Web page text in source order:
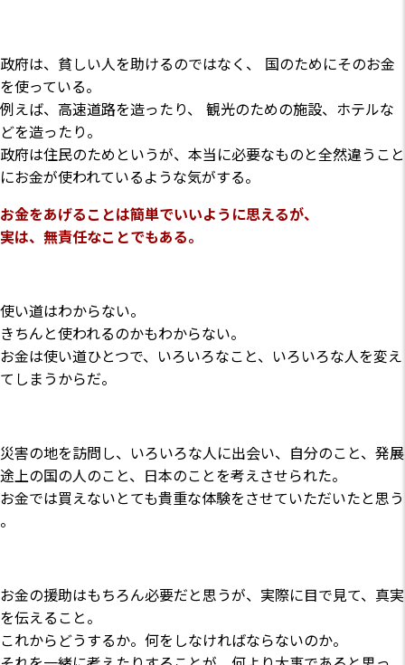
政府は、貧しい人を助けるのではなく、 国のためにそのお金
を使っている。
例えば、高速道路を造ったり、 観光のための施設、ホテルな
どを造ったり。
政府は住民のためというが、本当に必要なものと全然違うこと
にお金が使われているような気がする。
お金をあげることは簡単でいいように思えるが、
実は、無責任なことでもある。
使い道はわからない。
きちんと使われるのかもわからない。
お金は使い道ひとつで、いろいろなこと、いろいろな人を変え
てしまうからだ。
災害の地を訪問し、いろいろな人に出会い、自分のこと、発展
途上の国の人のこと、日本のことを考えさせられた。
お金では買えないとても貴重な体験をさせていただいたと思う
。
お金の援助はもちろん必要だと思うが、実際に目で見て、真実
を伝えること。
これからどうするか。何をしなければならないのか。